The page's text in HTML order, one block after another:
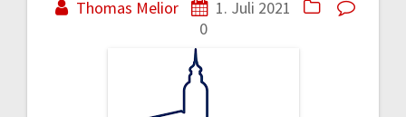
Thomas Melior
1. Juli 2021
0